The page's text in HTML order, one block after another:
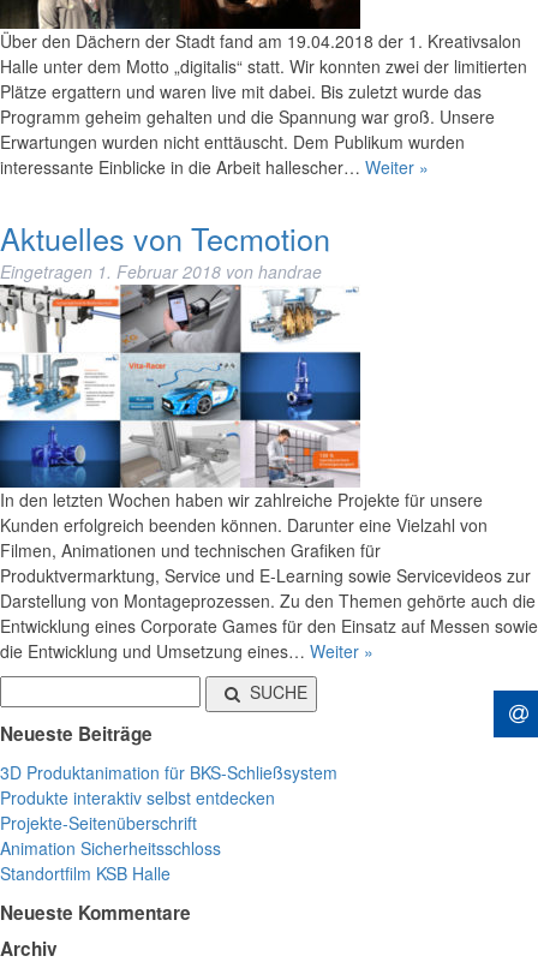
Über den Dächern der Stadt fand am 19.04.2018 der 1. Kreativsalon
Halle unter dem Motto „digitalis“ statt. Wir konnten zwei der limitierten
Plätze ergattern und waren live mit dabei. Bis zuletzt wurde das
Programm geheim gehalten und die Spannung war groß. Unsere
Erwartungen wurden nicht enttäuscht. Dem Publikum wurden
interessante Einblicke in die Arbeit hallescher… Weiter »
Aktuelles von Tecmotion
Eingetragen 1. Februar 2018 von handrae
In den letzten Wochen haben wir zahlreiche Projekte für unsere
Kunden erfolgreich beenden können. Darunter eine Vielzahl von
Filmen, Animationen und technischen Grafiken für
Produktvermarktung, Service und E-Learning sowie Servicevideos zur
Darstellung von Montageprozessen. Zu den Themen gehörte auch die
Entwicklung eines Corporate Games für den Einsatz auf Messen sowie
die Entwicklung und Umsetzung eines… Weiter »
SUCHE
Neueste Beiträge
3D Produktanimation für BKS-Schließsystem
Produkte interaktiv selbst entdecken
Projekte-Seitenüberschrift
Animation Sicherheitsschloss
Standortfilm KSB Halle
Neueste Kommentare
Archiv